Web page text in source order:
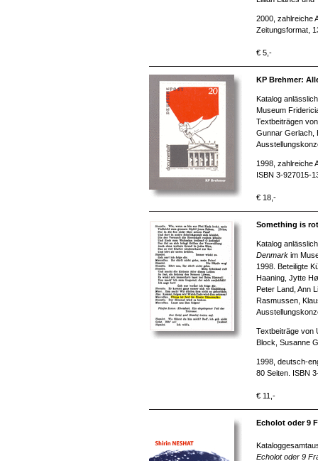
2000, zahlreiche
Zeitungsformat,
€ 5,-
KP Brehmer:
Katalog
Museum
Textbeiträgen
Gunnar Gerlach,
1998, zahlreiche
ISBN 3-927015-
€ 18,-
Something is
Katalog
Denmark im
1998. Beteiligte
Haaning, Jytte
Peter Land, Ann
Rasmussen,
Textbeiträge von
Block, Susanne
1998, deutsch-
80 Seiten. ISBN
€ 11,-
Echolot oder 9
Echolot oder 9